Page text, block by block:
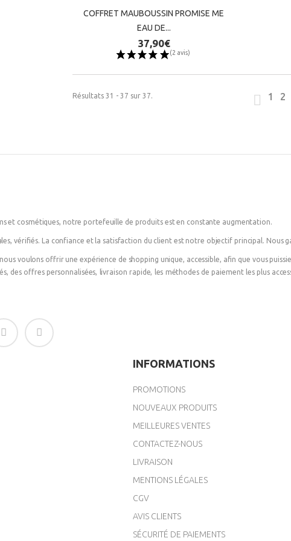
COFFRET MAUBOUSSIN PROMISE ME
EAU DE...
37,90€
COFFRET MAUBOUSSIN PROMISE ME
EAU DE...
37,90€
1 2
Résultats 31 - 37 sur 37.
et cosmétiques, notre portefeuille de produits est en constante augmentation.
vérifiés. La confiance et la satisfaction du client est notre objectif principal. Nous
nous voulons offrir une expérience de shopping unique, accessible, afin que vous
des offres personnalisées, livraison rapide, les méthodes de paiement les plus
INFORMATIONS
PROMOTIONS
NOUVEAUX PRODUITS
MEILLEURES VENTES
CONTACTEZ-NOUS
LIVRAISON
MENTIONS LÉGALES
CGV
AVIS CLIENTS
SÉCURITÉ DE PAIEMENTS